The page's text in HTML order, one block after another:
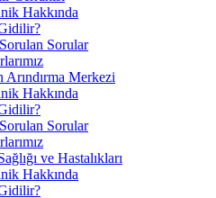
Hakkında
Sorular
Arındırma Merkezi
Hakkında
Sorular
ve Hastalıkları
Hakkında